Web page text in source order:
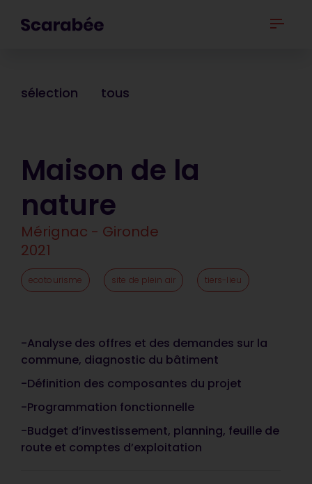
sélection tous
Maison de la
nature
Mérignac - Gironde
2021
ecotourisme site de plein air tiers-lieu
-Analyse des offres et des demandes sur la
commune, diagnostic du bâtiment
-Définition des composantes du projet
-Programmation fonctionnelle
-Budget d’investissement, planning, feuille de
route et comptes d’exploitation